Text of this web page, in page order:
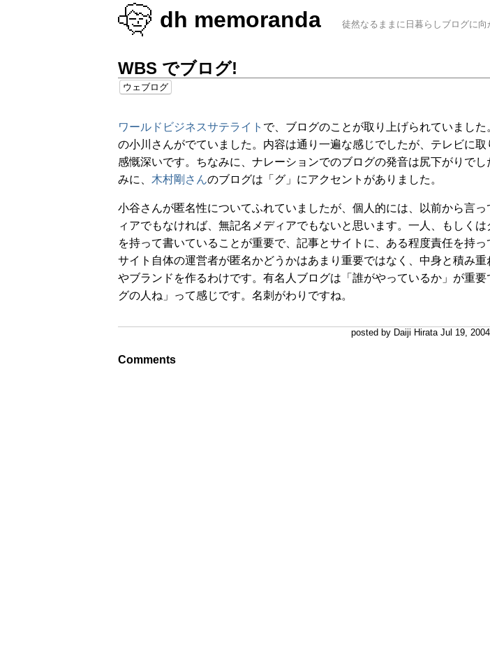
dh memoranda 徒然なるままに日暮らしブログに向
WBS でブログ!
ウェブログ
ワールドビジネスサテライト で、ブログのことが取り上げられていました
の小川さんがでていました。内容は通り一遍な感じでしたが、テレビに
感慨深いです。ちなみに、ナレーションでのブログの発音は尻下がりで
みに、 木村剛さんのブログは「グ」にアクセントがありました。
小谷さんが匿名性についてふれていましたが、個人的には、以前から言
ィアでもなければ、無記名メディアでもないと思います。一人、もしく
を持って書いていることが重要で、記事とサイトに、ある程度責任を持
サイト自体の運営者が匿名かどうかはあまり重要ではなく、中身と積み
やブランドを作るわけです。有名人ブログは「誰がやっているか」が重
グの人ね」って感じです。名刺がわりですね。
posted by Daiji Hirata Jul 19,
Comments